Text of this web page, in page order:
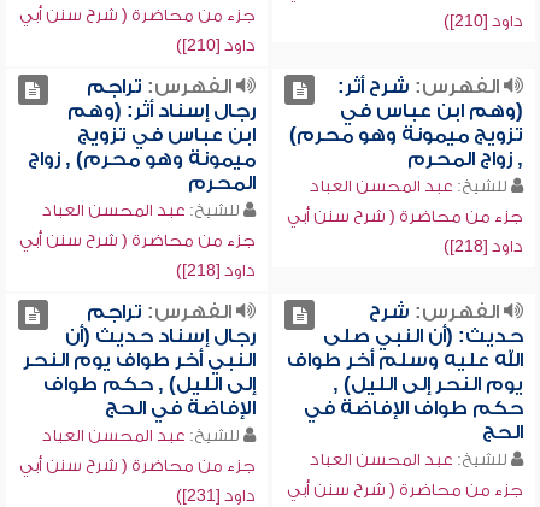
داود [210])
جزء من محاضرة ( شرح سنن أبي
داود [210])
الفهرس: شرح أثر:
(وهم ابن عباس في
تزويج ميمونة وهو محرم)
, زواج المحرم
للشيخ: عبد المحسن العباد
جزء من محاضرة ( شرح سنن أبي
داود [218])
الفهرس: تراجم
رجال إسناد أثر: (وهم
ابن عباس في تزويج
ميمونة وهو محرم) , زواج
المحرم
للشيخ: عبد المحسن العباد
جزء من محاضرة ( شرح سنن أبي
داود [218])
الفهرس: شرح
حديث: (أن النبي صلى
الله عليه وسلم أخر طواف
يوم النحر إلى الليل) ,
حكم طواف الإفاضة في
الحج
للشيخ: عبد المحسن العباد
جزء من محاضرة ( شرح سنن أبي
الفهرس: تراجم
رجال إسناد حديث (أن
النبي أخر طواف يوم النحر
إلى الليل) , حكم طواف
الإفاضة في الحج
للشيخ: عبد المحسن العباد
جزء من محاضرة ( شرح سنن أبي
داود [231])